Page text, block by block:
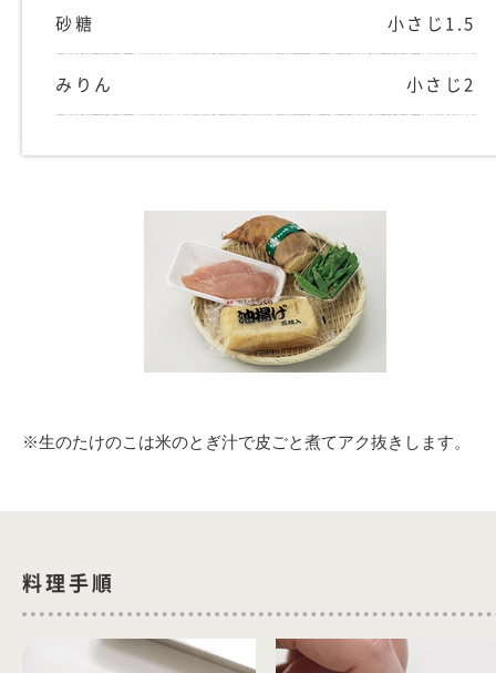
砂糖 小さじ1.5
みりん 小さじ2
※生のたけのこは米のとぎ汁で皮ごと煮てアク抜きします。
料理手順